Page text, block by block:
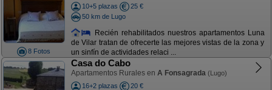
8 Fotos
10+5 plazas
25 €
50 km de Lugo
Recién rehabilitados nuestros apartamentos Luna
de Vilar tratan de ofrecerte las mejores vistas de la zona y
un sinfín de actividades relaci ...
Casa do Cabo
Apartamentos Rurales en A Fonsagrada (Lugo)
16+2 plazas
20 €